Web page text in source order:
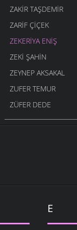
ZAKIR TAŞDEMIR
ZARIF ÇIÇEK
ZEKERIYA ENIŞ
ZEKI ŞAHIN
ZEYNEP AKSAKAL
ZUFER TEMUR
ZÜFER DEDE
E